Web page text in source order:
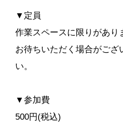
▼定員
作業スペースに限りがあり
お待ちいただく場合がござ
い。
▼参加費
500円(税込)